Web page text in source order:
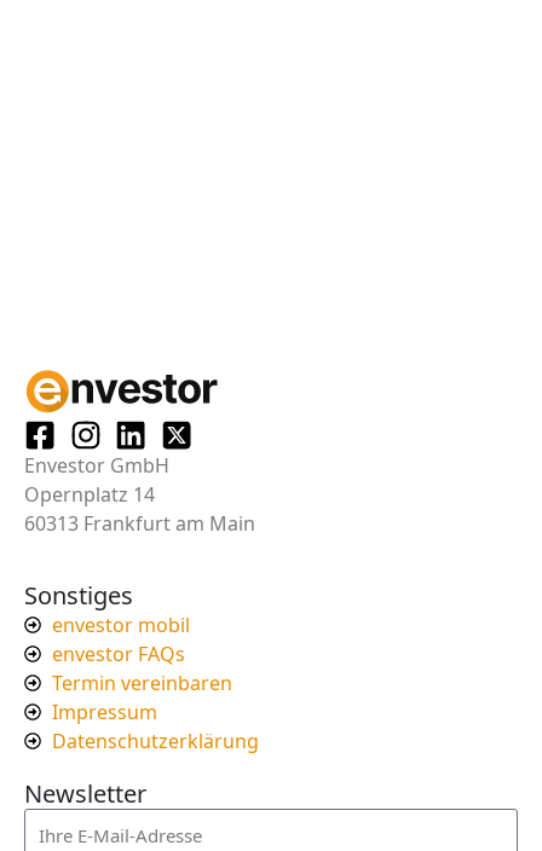
Envestor GmbH
Opernplatz 14
60313 Frankfurt am Main
Sonstiges
envestor mobil
envestor FAQs
Termin vereinbaren
Impressum
Datenschutzerklärung
Newsletter